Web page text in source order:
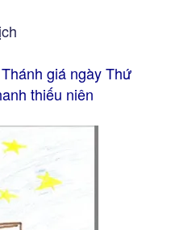
giá ngày Thứ
thiếu niên